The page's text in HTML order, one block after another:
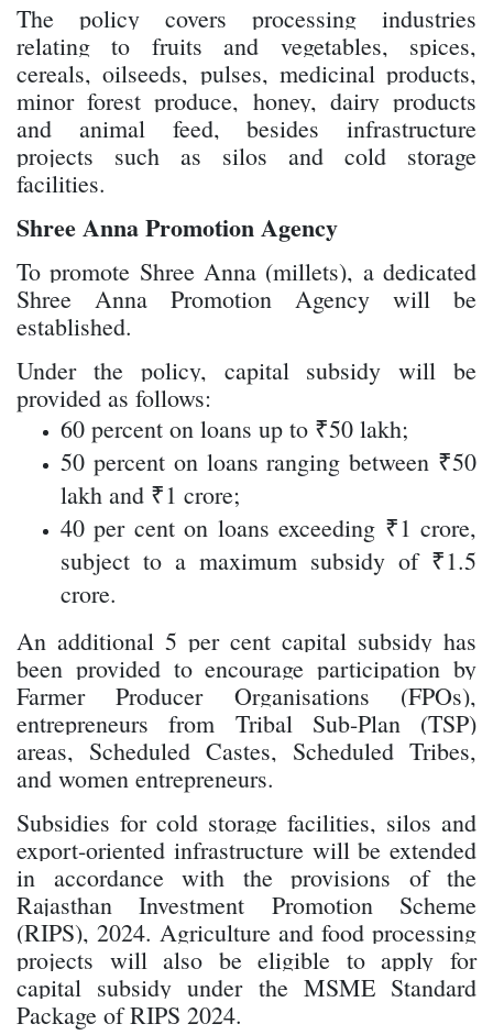
The policy covers processing industries
relating to fruits and vegetables, spices,
cereals, oilseeds, pulses, medicinal products,
minor forest produce, honey, dairy products
and animal feed, besides infrastructure
projects such as silos and cold storage
facilities.
Shree Anna Promotion Agency
To promote Shree Anna (millets), a dedicated
Shree Anna Promotion Agency will be
established.
Under the policy, capital subsidy will be
provided as follows:
60 percent on loans up to ₹50 lakh;
50 percent on loans ranging between ₹50
lakh and ₹1 crore;
40 per cent on loans exceeding ₹1 crore,
subject to a maximum subsidy of ₹1.5
crore.
An additional 5 per cent capital subsidy has
been provided to encourage participation by
Farmer Producer Organisations (FPOs),
entrepreneurs from Tribal Sub-Plan (TSP)
areas, Scheduled Castes, Scheduled Tribes,
and women entrepreneurs.
Subsidies for cold storage facilities, silos and
export-oriented infrastructure will be extended
in accordance with the provisions of the
Rajasthan Investment Promotion Scheme
(RIPS), 2024. Agriculture and food processing
projects will also be eligible to apply for
capital subsidy under the MSME Standard
Package of RIPS 2024.